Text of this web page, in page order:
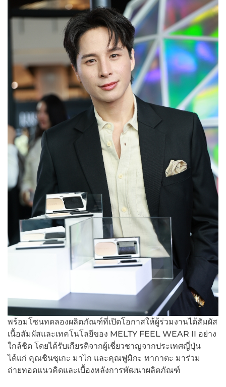
พร้อมโซนทดลองผลิตภัณฑ์ที่เปิดโอกาสให้ผู้ร่วมงานได้สัมผัส
เนื้อสัมผัสและเทคโนโลยีของ MELTY FEEL WEAR II อย่าง
ใกล้ชิด โดยได้รับเกียรติจากผู้เชี่ยวชาญจากประเทศญี่ปุ่น
ได้แก่ คุณชินซุเกะ มาไก และคุณฟูมิกะ ทากาตะ มาร่วม
ถ่ายทอดแนวคิดและเบื้องหลังการพัฒนาผลิตภัณฑ์